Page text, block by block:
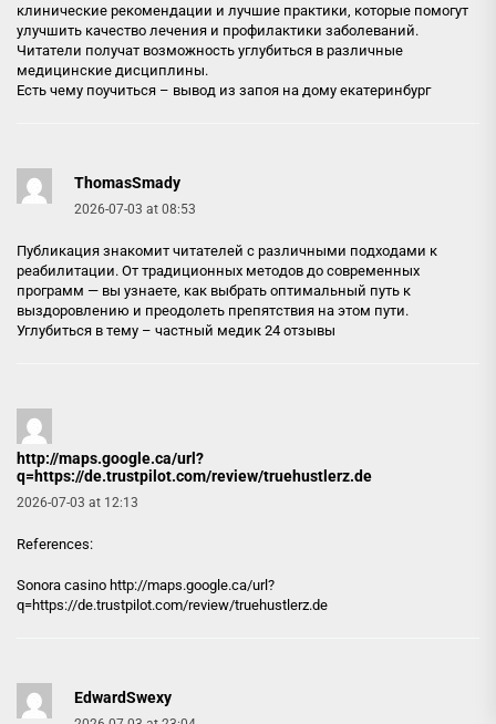
клинические рекомендации и лучшие практики, которые помогут
улучшить качество лечения и профилактики заболеваний.
Читатели получат возможность углубиться в различные
медицинские дисциплины.
Есть чему поучиться – вывод из запоя на дому екатеринбург
ThomasSmady
2026-07-03 at 08:53
Публикация знакомит читателей с различными подходами к
реабилитации. От традиционных методов до современных
программ — вы узнаете, как выбрать оптимальный путь к
выздоровлению и преодолеть препятствия на этом пути.
Углубиться в тему – частный медик 24 отзывы
http://maps.google.ca/url?
q=https://de.trustpilot.com/review/truehustlerz.de
2026-07-03 at 12:13
References:
Sonora casino http://maps.google.ca/url?
q=https://de.trustpilot.com/review/truehustlerz.de
EdwardSwexy